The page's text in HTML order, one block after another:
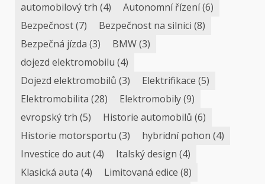
automobilový trh (4) Autonomní řízení(6)
Bezpečnost(7) Bezpečnost na silnici (8)
Bezpečná jízda (3) BMW(3)
dojezd elektromobilu (4)
Dojezd elektromobilů (3) Elektrifikace (5)
Elektromobilita (28) Elektromobily(9)
evropský trh (5) Historie automobilů (6)
Historie motorsportu (3) hybridní pohon (4)
Investice do aut(4) Italský design (4)
Klasická auta (4) Limitovaná edice (8)